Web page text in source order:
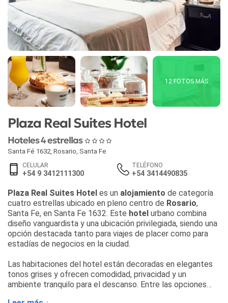
12 FOTOS MÁS
Plaza Real Suites Hotel
Hoteles 4 estrellas
Santa Fé 1632 Rosario Santa Fe
CELULAR
+54 9 3412111300
TELÉFONO
+54 3414490835
Plaza Real Suites Hotel es un alojamiento de categoría
cuatro estrellas ubicado en pleno centro de Rosario,
Santa Fe, en Santa Fe 1632. Este hotel urbano combina
diseño vanguardista y una ubicación privilegiada, siendo una
opción destacada tanto para viajes de placer como para
estadías de negocios en la ciudad.
Las habitaciones del hotel están decoradas en elegantes
tonos grises y ofrecen comodidad, privacidad y un
ambiente tranquilo para el descanso. Entre las opciones